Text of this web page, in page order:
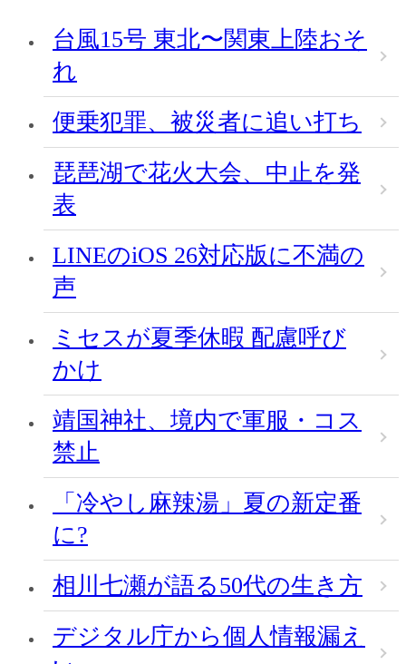
台風15号 東北〜関東上陸おそ
れ
便乗犯罪、被災者に追い打ち
琵琶湖で花火大会、中止を発
表
LINEのiOS 26対応版に不満の
声
ミセスが夏季休暇 配慮呼び
かけ
靖国神社、境内で軍服・コス
禁止
「冷やし麻辣湯」夏の新定番
に?
相川七瀬が語る50代の生き方
デジタル庁から個人情報漏え